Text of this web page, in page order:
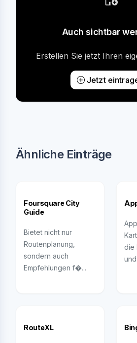
Auch sichtbar
Erstellen Sie jetzt Ihren
Jetzt
Ähnliche Einträge
Foursquare City
Guide
Bietet nicht nur
Routenplanung,
sondern auch
Empfehlungen f�...
die
RouteXL